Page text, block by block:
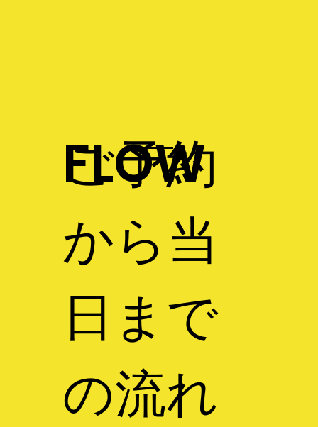
​ご予約
から当
日まで
の流れ
FLOW